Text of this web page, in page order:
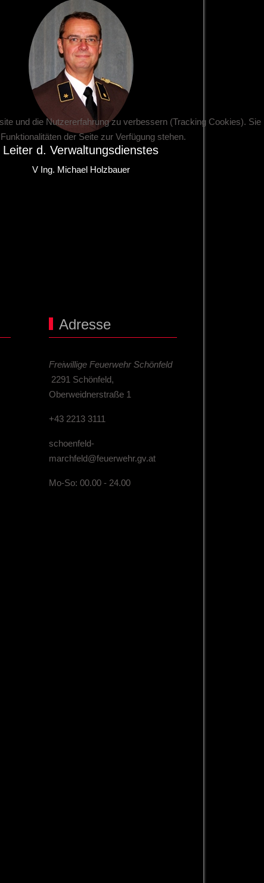
Leiter d. Verwaltungsdienstes
V Ing. Michael Holzbauer
Adresse
Freiwillige Feuerwehr Schönfeld
2291 Schönfeld,
Oberweidnerstraße 1
+43 2213 3111
schoenfeld-
marchfeld@feuerwehr.gv.at
Mo-So: 00.00 - 24.00
und die Nutzererfahrung zu verbessern (Tracking Cookies). Sie
der Seite zur Verfügung stehen.